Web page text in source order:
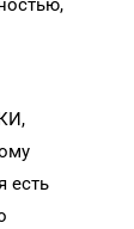
есть